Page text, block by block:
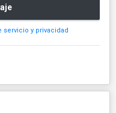
servicio y privacidad